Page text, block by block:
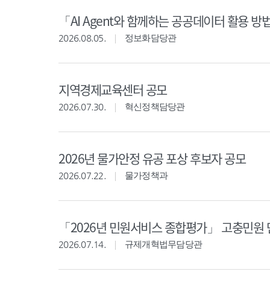
「AI Agent와 함께하는 공공데이터 활용 방
2026.08.05. 정보화담당관
지역경제교육센터 공모
2026.07.30. 혁신정책담당관
2026년 물가안정 유공 포상 후보자 공모
2026.07.22. 물가정책과
「2026년 민원서비스 종합평가」 고충민
2026.07.14. 규제개혁법무담당관